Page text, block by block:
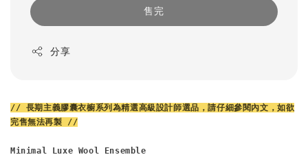
售完
分享
// 長期主義膠囊衣櫥系列為精選高級設計師選品，請仔細參閱內文，如欲
完售無法再製 //
Minimal Luxe Wool Ensemble